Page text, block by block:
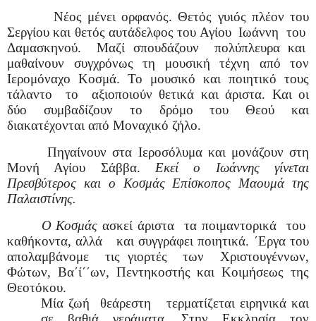
Νέος μένει ορφανός. Θετός γυιός πλέον του
Σεργίου και θετός αυτάδελφος του Αγίου Ιωάννη του
Δαμασκηνού.
Μαζί σπουδάζουν
πολύπλευρα και
μαθαίνουν συγχρόνως τη μουσική τέχνη από τον
Ιερομόναχο Κοσμά. Το μουσικό και ποιητικό τους
τάλαντο
το
αξιοποιούν θετικά και άριστα. Και οι
δύο
συμβαδίζουν το δρόμο του Θεού και
διακατέχονται από Μοναχικό ζήλο.
Πηγαίνουν στα Ιεροσόλυμα και μονάζουν στη
Μονή Αγίου Σάββα. Εκεί
ο Ιωάννης γίνεται
Πρεσβύτερος και ο Κοσμάς Επίσκοπος Μαουμά της
Παλαιστίνης.
Ο Κοσμάς ασκεί άριστα τα ποιμαντορικά
του
καθήκοντα, αλλά
και συγγράφει ποιητικά. ΄Εργα του
απολαμβάνομε
τις γιορτές των
Χριστουγέννων,
Φώτων, Βα΄ί΄΄ων, Πεντηκοστής και Κοιμήσεως της
Θεοτόκου.
Μία ζωή
θεάρεστη
τερματίζεται ειρηνικά και